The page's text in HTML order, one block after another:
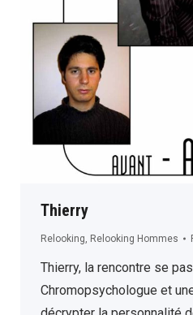
Thierry
Relooking Relooking Hommes
Thierry, la rencontre se
Chromopsychologue et